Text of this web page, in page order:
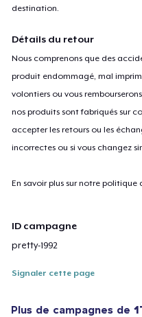
destination.
Détails du retour
Nous comprenons que des
produit endommagé, mal
volontiers ou vous
nos produits sont fabriqués sur
accepter les retours ou les
incorrectes ou si vous changez
En savoir plus sur notre politique
ID campagne
pretty-1992
Signaler cette page
Plus de campagnes de